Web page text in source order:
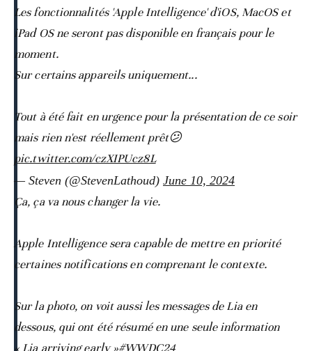
Les fonctionnalités 'Apple Intelligence' d'iOS, MacOS et
iPad OS ne seront pas disponible en français pour le
moment.
Sur certains appareils uniquement...
Tout à été fait en urgence pour la présentation de ce soir
mais rien n'est réellement prêt😕
pic.twitter.com/czXIPUcz8L
— Steven (@StevenLathoud) June 10, 2024
Ça, ça va nous changer la vie.
Apple Intelligence sera capable de mettre en priorité
certaines notifications en comprenant le contexte.
Sur la photo, on voit aussi les messages de Lia en
dessous, qui ont été résumé en une seule information